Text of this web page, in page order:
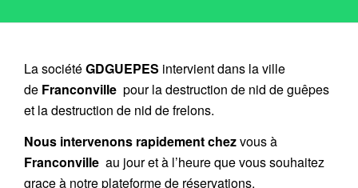
La sociétéGDGUEPES intervient dans la ville
de Franconville pour la destruction de nid de guêpes
et la destruction de nid de frelons.
Nous intervenons rapidement chezvous à
Franconville au jour et à l’heure que vous souhaitez
grace à notre plateforme de réservations.